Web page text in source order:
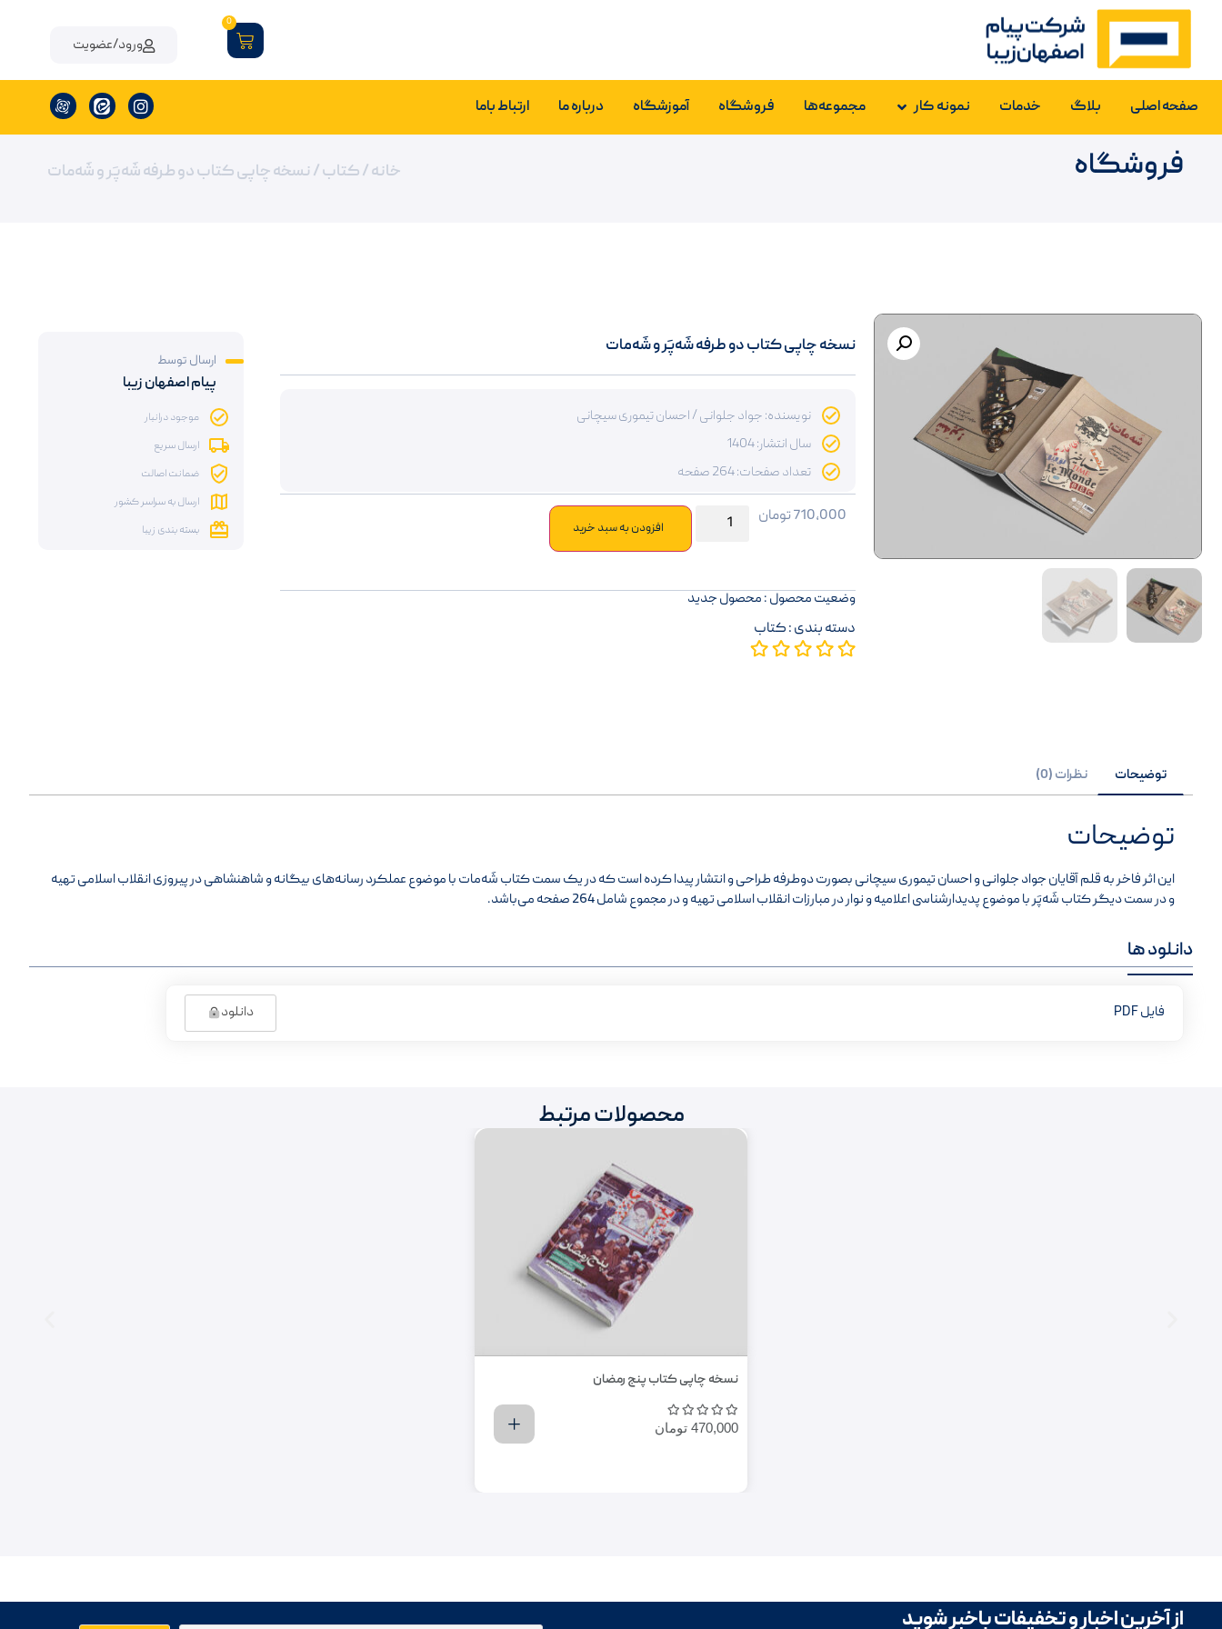
0
ورود/عضویت
صفحه اصلی بلاگ خدمات نمونه کار مجموعه‌ها فروشگاه آموزشگاه درباره ما ارتباط باما
فروشگاه خانه/کتاب/ نسخه چاپی کتاب دو طرفه شَه‌پَر و شَه‌مات
نسخه چاپی کتاب دو طرفه شَه‌پَر و شَه‌مات
نویسنده: جواد جلوانی / احسان تیموری سیچانی
سال انتشار: 1404
تعداد صفحات: 264 صفحه
710,000تومان
افزودن به سبد خرید
وضعیت محصول : محصول جدید
دسته بندی :کتاب
ارسال توسط
پیام اصفهان زیبا
موجود درانبار
ارسال سریع
ضمانت اصالت
ارسال به سراسر کشور
بسته بندی زیبا
توضیحات نظرات (0)
توضیحات
این اثر فاخر به قلم آقایان جواد جلوانی و احسان تیموری سیچانی بصورت دوطرفه طراحی و انتشار پیدا کرده است که در یک سمت کتاب شَه‌مات با موضوع عملکرد رسانه‌های بیگانه و شاهنشاهی در پیروزی انقلاب اسلامی تهیه
و در سمت دیگر کتاب شَه‌پَر با موضوع پدیدارشناسی اعلامیه و نوار در مبارزات انقلاب اسلامی تهیه و در مجموع شامل 264 صفحه می‌باشد.
دانلود ها
فایل PDF دانلود
محصولات مرتبط
نسخه چاپی کتاب پنج رمضان
470,000 تومان
از آخرین اخبار و تخفیفات باخبر شوید